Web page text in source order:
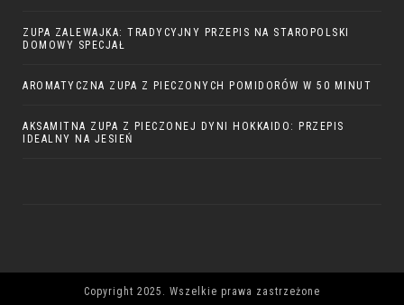
ZUPA ZALEWAJKA: TRADYCYJNY PRZEPIS NA STAROPOLSKI
DOMOWY SPECJAŁ
AROMATYCZNA ZUPA Z PIECZONYCH POMIDORÓW W 50 MINUT
AKSAMITNA ZUPA Z PIECZONEJ DYNI HOKKAIDO: PRZEPIS
IDEALNY NA JESIEŃ
Copyright 2025. Wszelkie prawa zastrzeżone